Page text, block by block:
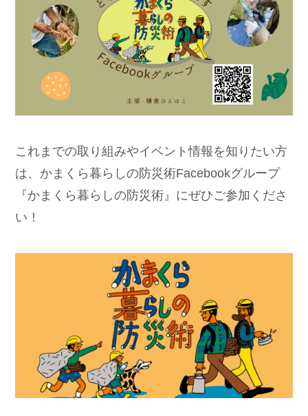
これまでの取り組みやイベント情報を知りたい方
は、かまくら暮らしの防災術Facebookグループ
『かまくら暮らしの防災術』にぜひご参加くださ
い！